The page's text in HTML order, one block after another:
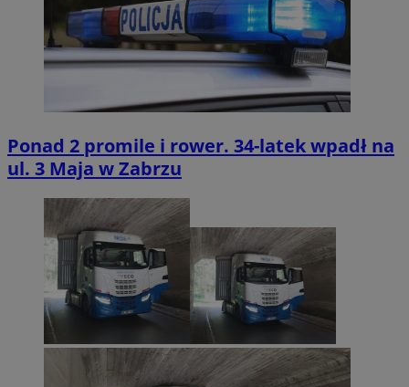
Ponad 2 promile i rower. 34-latek wpadł na
ul. 3 Maja w Zabrzu